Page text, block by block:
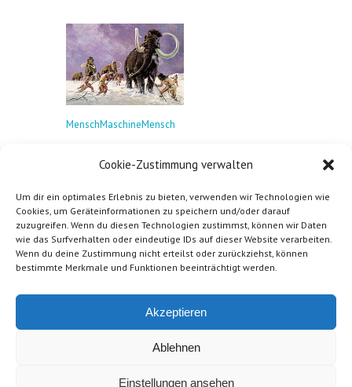
Cookie-Zustimmung verwalten
Um dir ein optimales Erlebnis zu bieten, verwenden wir Technologien wie
Cookies, um Geräteinformationen zu speichern und/oder darauf
zuzugreifen. Wenn du diesen Technologien zustimmst, können wir Daten
wie das Surfverhalten oder eindeutige IDs auf dieser Website verarbeiten.
Wenn du deine Zustimmung nicht erteilst oder zurückziehst, können
bestimmte Merkmale und Funktionen beeinträchtigt werden.
Akzeptieren
Ablehnen
Einstellungen ansehen
MenschMaschineMensch
Book: